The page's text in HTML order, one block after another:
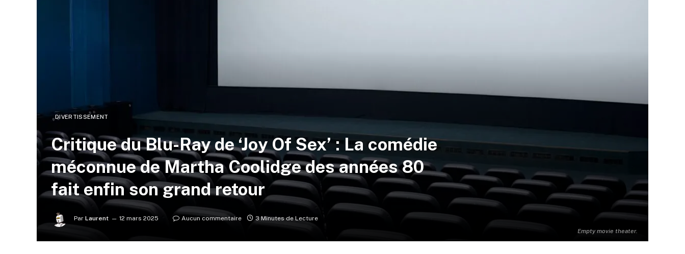
Empty movie theater.
DIVERTISSEMENT
Critique du Blu-Ray de ‘Joy Of Sex’ : La comédie
méconnue de Martha Coolidge des années 80
fait enfin son grand retour
Par Laurent 12 mars 2025 Aucun commentaire 3 Minutes de Lecture